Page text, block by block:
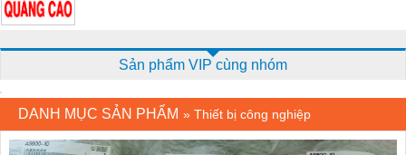
Sản phẩm VIP cùng nhóm
DANH MỤC SẢN PHẨM » Thiết bị công nghiệp